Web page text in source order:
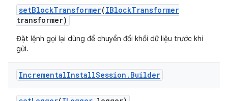
setBlockTransformer(IBlockTransformer
transformer)
Đặt lệnh gọi lại dùng để chuyển đổi khối dữ liệu trước khi
gửi.
IncrementalInstallSession . Builder